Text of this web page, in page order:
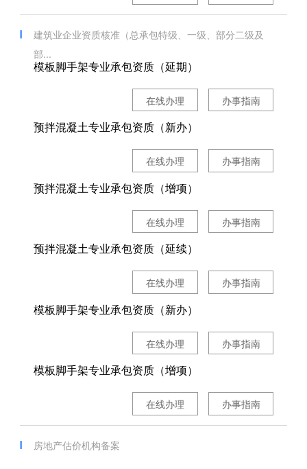
建筑业企业资质核准（总承包特级、一级、部分二级及
部...
模板脚手架专业承包资质（延期）
办事指南
在线办理
预拌混凝土专业承包资质（新办）
办事指南
在线办理
预拌混凝土专业承包资质（增项）
办事指南
在线办理
预拌混凝土专业承包资质（延续）
办事指南
在线办理
模板脚手架专业承包资质（新办）
办事指南
在线办理
模板脚手架专业承包资质（增项）
办事指南
在线办理
房地产估价机构备案